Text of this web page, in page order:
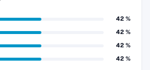
42 %
42 %
42 %
42 %